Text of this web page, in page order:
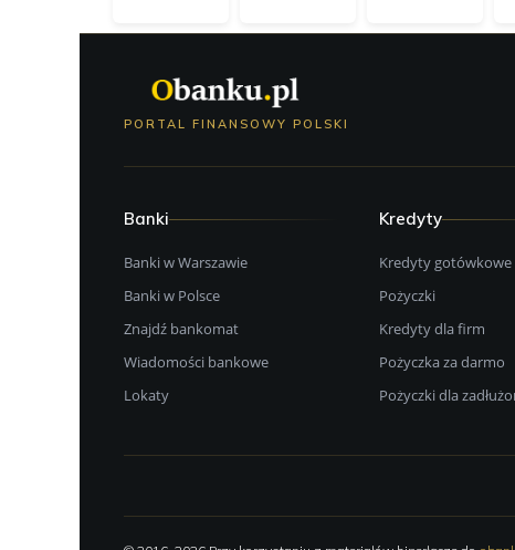
PORTAL FINANSOWY POLSKI
Banki
Banki w Warszawie
Banki w Polsce
Znajdź bankomat
Wiadomości bankowe
Lokaty
Kredyty
Kredyty gotówkowe
Pożyczki
Kredyty dla firm
Pożyczka za darmo
Pożyczki dla